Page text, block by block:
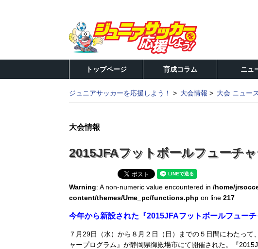
トップページ 育成コラム ニュ
ジュニアサッカーを応援しよう！ 大会情報 大会 ニュー
大会情報
2015JFAフットボールフューチ
Warning: A non-numeric value encountered in /home/
content/themes/Ume_pc/functions.php on line 217
今年から新設された『2015JFAフットボールフュー
７月29日（水）から８月２日（日）までの５日間にわたっ
ャープログラム』が静岡県御殿場市にて開催された。『